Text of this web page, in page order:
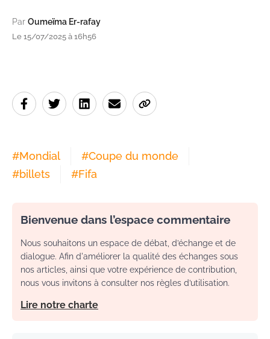
Par Oumeïma Er-rafay
Le 15/07/2025 à 16h56
#Mondial #Coupe du monde
#billets #Fifa
Bienvenue dans l’espace commentaire
Nous souhaitons un espace de débat, d’échange et de
dialogue. Afin d'améliorer la qualité des échanges sous
nos articles, ainsi que votre expérience de contribution,
nous vous invitons à consulter nos règles d’utilisation.
Lire notre charte